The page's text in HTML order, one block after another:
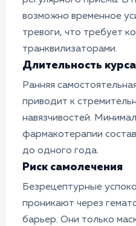
возможно временное
тревоги, что требует
транквилизаторами.
Длительность курса
Ранняя
приводит к
навязчивостей.
фармакотерапии
до одного года.
Риск самолечения
Безрецептурные
проникают через
барьер. Они только